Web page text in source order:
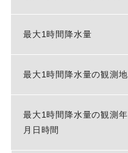
最大1時間降水量
最大1時間降水量の観測地
最大1時間降水量の観測年
月日時間